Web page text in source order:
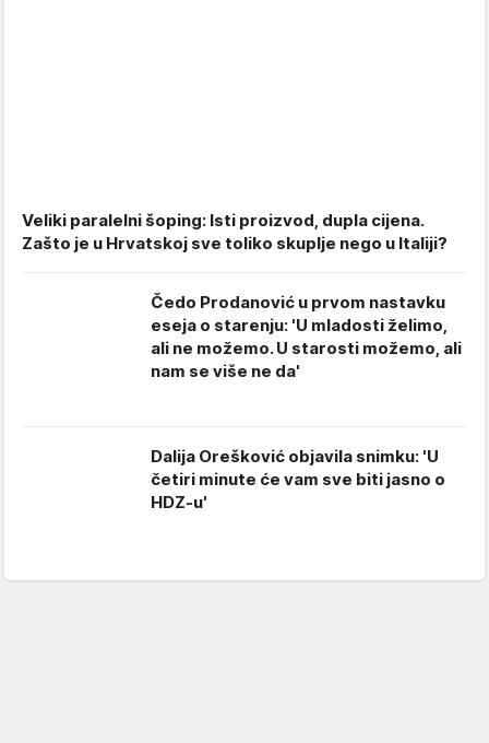
Veliki paralelni šoping: Isti proizvod, dupla cijena.
Zašto je u Hrvatskoj sve toliko skuplje nego u Italiji?
Čedo Prodanović u prvom nastavku
eseja o starenju: 'U mladosti želimo,
ali ne možemo. U starosti možemo, ali
nam se više ne da'
Dalija Orešković objavila snimku: 'U
četiri minute će vam sve biti jasno o
HDZ-u'